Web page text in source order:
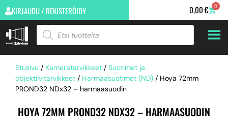
KIRJAUDU / REKISTERÖIDY 0,00€ 0
Etusivu / Kameratarvikkeet / Suotimet ja
objektiivitarvikkeet / Harmaasuotimet (ND) / Hoya 72mm
PROND32 NDx32 – harmaasuodin
HOYA 72MM PROND32 NDX32 – HARMAASUODIN